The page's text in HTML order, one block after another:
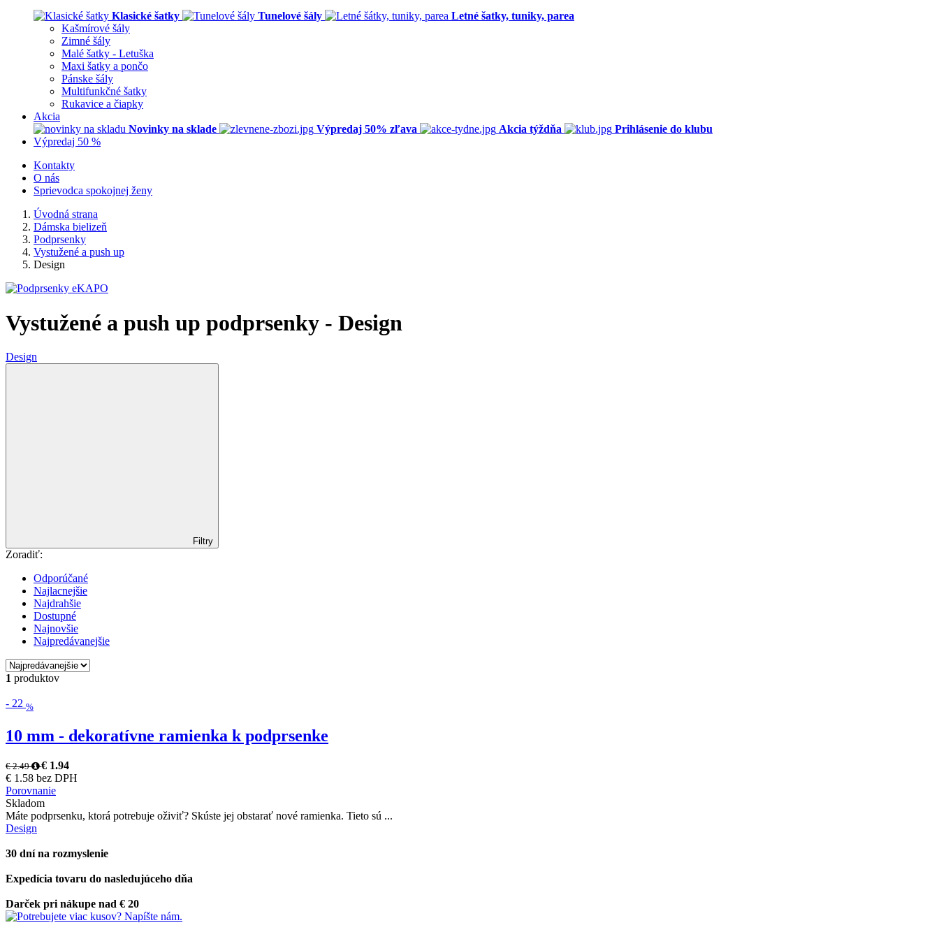
Klasické šatky Tunelové šály
Letné šatky, tuniky, parea
Kašmírové šály
Zimné šály
Malé šatky - Letuška
Maxi šatky a pončo
Pánske šály
Multifunkčné šatky
Rukavice a čiapky
Akcia
Novinky na sklade
Výpredaj 50% zľava Akcia týždňa
Prihlásenie do klubu
Výpredaj 50 %
Kontakty
O nás
Sprievodca spokojnej ženy
Úvodná strana
Dámska bielizeň
Podprsenky
Vystužené a push up
Design
Vystužené a push up podprsenky - Design
Design
Filtry
Zoradiť:
Odporúčané
Najlacnejšie
Najdrahšie
Dostupné
Najnovšie
Najpredávanejšie
1 produktov
- 22 %
10 mm - dekoratívne ramienka k podprsenke
€ 2.49
€ 1.94
€ 1.58 bez DPH
Porovnanie
Skladom
Máte podprsenku, ktorá potrebuje oživiť? Skúste jej obstarať nové ramienka. Tieto sú ...
Design
30 dní na rozmyslenie
Expedícia tovaru do nasledujúceho dňa
Darček pri nákupe nad € 20